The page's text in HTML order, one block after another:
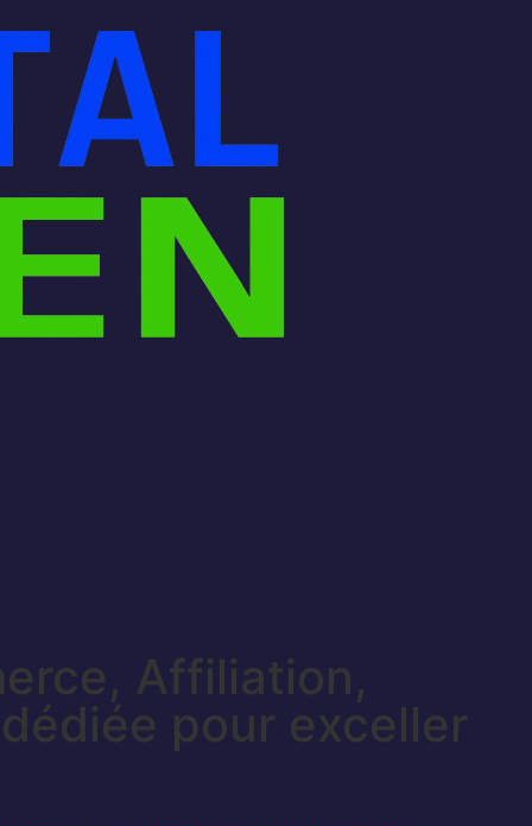
Affiliation,
pour exceller